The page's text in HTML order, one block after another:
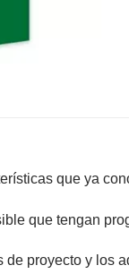
que ya
que tengan
proyecto y los